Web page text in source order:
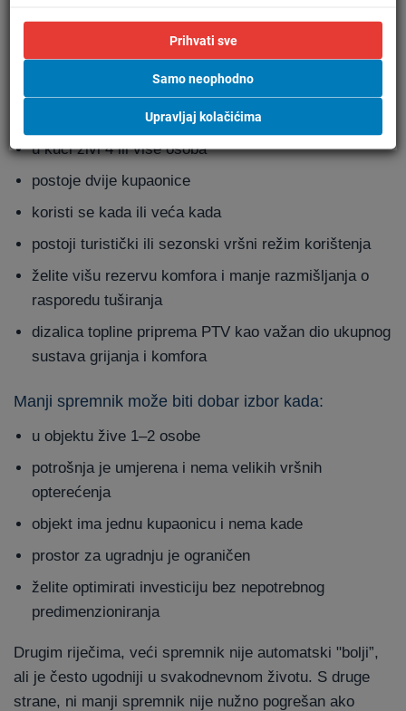
Kada uzeti veći spremnik, a
kada manji
Veći spremnik ima smisla kada:
u kući živi 4 ili više osoba
postoje dvije kupaonice
koristi se kada ili veća kada
postoji turistički ili sezonski vršni režim korištenja
želite višu rezervu komfora i manje razmišljanja o
rasporedu tuširanja
dizalica topline priprema PTV kao važan dio ukupnog
sustava grijanja i komfora
Manji spremnik može biti dobar izbor kada:
u objektu žive 1–2 osobe
potrošnja je umjerena i nema velikih vršnih
opterećenja
objekt ima jednu kupaonicu i nema kade
prostor za ugradnju je ograničen
želite optimirati investiciju bez nepotrebnog
predimenzioniranja
Drugim riječima, veći spremnik nije automatski "bolji”,
ali je često ugodniji u svakodnevnom životu. S druge
strane, ni manji spremnik nije nužno pogrešan ako
Prihvati sve
Samo neophodno
Upravljaj kolačićima